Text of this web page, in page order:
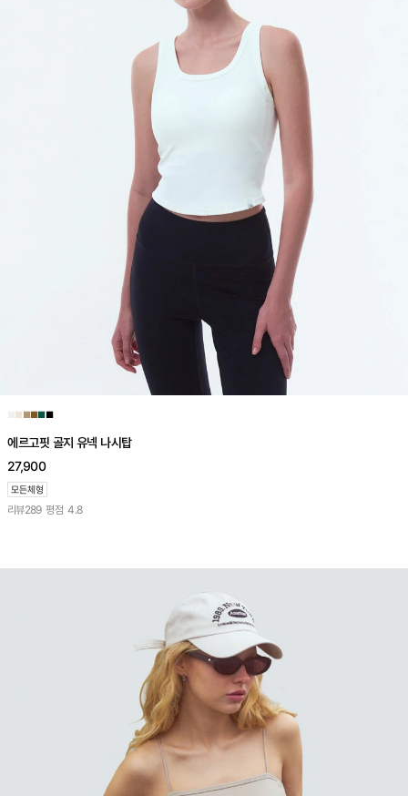
■■■■■
에르고핏 골지 유넥 나시탑
27,900
리뷰289 평점 4.8